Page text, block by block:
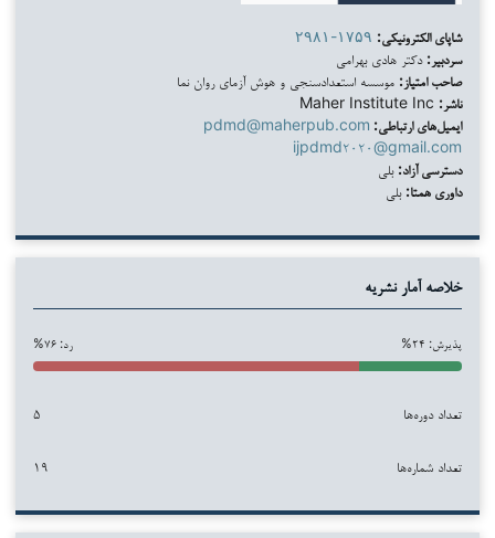
شاپای الکترونیکی: ۲۹۸۱-۱۷۵۹
سردبیر: دکتر هادی بهرامی
صاحب امتیاز: موسسه استعدادسنجی و هوش آزمای روان نما
ناشر:
ایمیل‌های ارتباطی: pdmd@maherpub.com
ijpdmd۲۰۲۰@gmail.com
دسترسی آزاد: بلی
داوری همتا: بلی
خلاصه آمار نشریه
پذیرش: ۲۴% رد: ۷۶%
تعداد دوره‌ها ۵
تعداد شماره‌ها ۱۹